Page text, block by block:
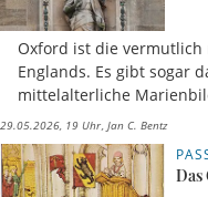
Oxford ist die
Englands. Es gibt sogar
mittelalterliche
29.05.2026, 19 Uhr Jan C. Bentz
Das